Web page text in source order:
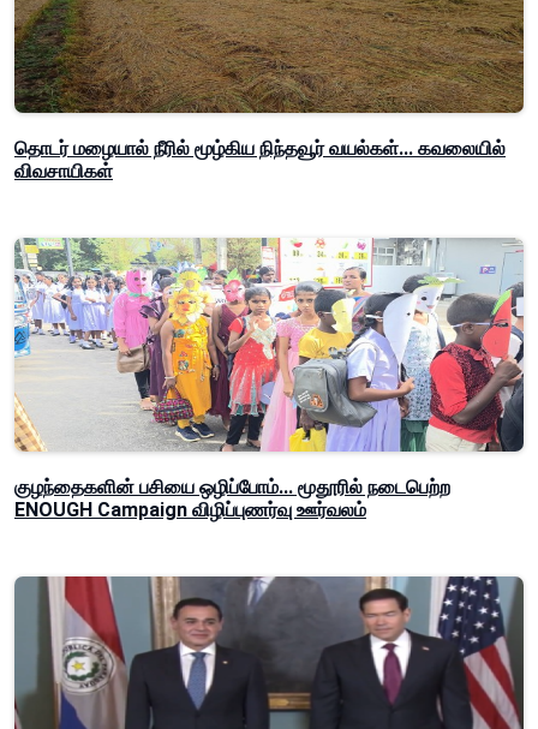
தொடர் மழையால் நீரில் மூழ்கிய நிந்தவூர் வயல்கள்... கவலையில்
விவசாயிகள்
குழந்தைகளின் பசியை ஒழிப்போம்... மூதூரில் நடைபெற்ற
ENOUGH Campaign விழிப்புணர்வு ஊர்வலம்